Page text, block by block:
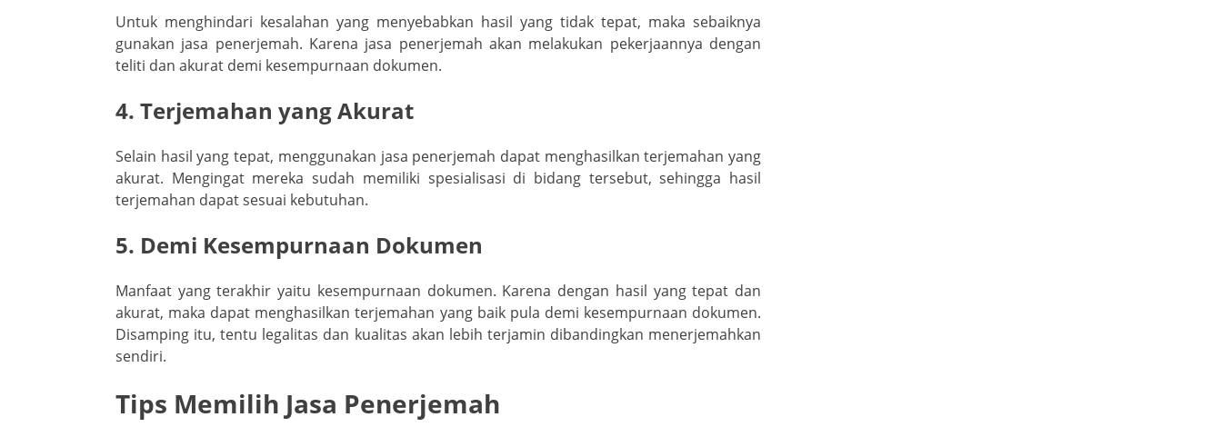
Untuk menghindari kesalahan yang menyebabkan hasil yang tidak tepat, maka sebaiknya
gunakan jasa penerjemah. Karena jasa penerjemah akan melakukan pekerjaannya dengan
teliti dan akurat demi kesempurnaan dokumen.
4. Terjemahan yang Akurat
Selain hasil yang tepat, menggunakan jasa penerjemah dapat menghasilkan terjemahan yang
akurat. Mengingat mereka sudah memiliki spesialisasi di bidang tersebut, sehingga hasil
terjemahan dapat sesuai kebutuhan.
5. Demi Kesempurnaan Dokumen
Manfaat yang terakhir yaitu kesempurnaan dokumen. Karena dengan hasil yang tepat dan
akurat, maka dapat menghasilkan terjemahan yang baik pula demi kesempurnaan dokumen.
Disamping itu, tentu legalitas dan kualitas akan lebih terjamin dibandingkan menerjemahkan
sendiri.
Tips Memilih Jasa Penerjemah